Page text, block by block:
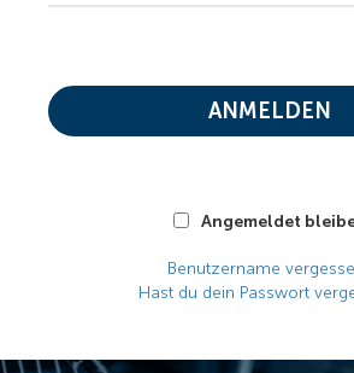
Angemeldet
ANMELDEN
Benutzername
Hast du dein Passwort